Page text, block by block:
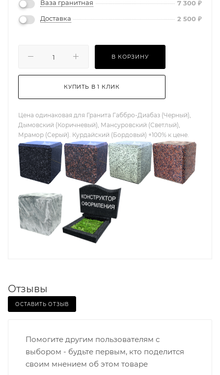
Ваза гранитная
7 300 ₽
Доставка
2 500 ₽
В КОРЗИНУ
КУПИТЬ В 1 КЛИК
Цена одинаковая для Гранита Габбро-Диабаз (Черный),
Дымовский (Коричневый), Мансуровский (Светлый),
Мрамор (Серый). Курдайский (Бордовый) +100% к цене.
Отзывы
ОСТАВИТЬ ОТЗЫВ
Помогите другим пользователям с
выбором - будьте первым, кто поделится
своим мнением об этом товаре